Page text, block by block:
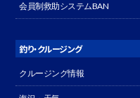
会員制救助システムBAN
釣り・クルージング
クルージング情報